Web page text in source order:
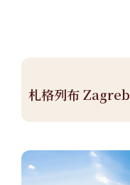
札格列布 Zagreb